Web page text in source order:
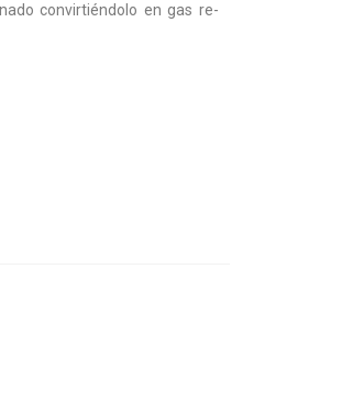
convirtiéndolo en gas re-